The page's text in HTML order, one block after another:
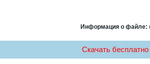
Информация о файле:
Скачать